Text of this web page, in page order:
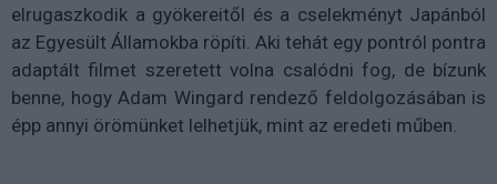
elrugaszkodik a gyökereitől és a cselekményt Japánból
az Egyesült Államokba röpíti. Aki tehát egy pontról pontra
adaptált filmet szeretett volna csalódni fog, de bízunk
benne, hogy Adam Wingard rendező feldolgozásában is
épp annyi örömünket lelhetjük, mint az eredeti műben.